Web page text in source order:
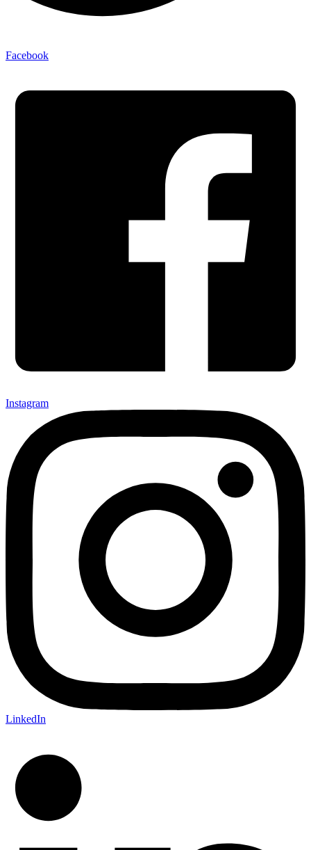
Facebook
Instagram
LinkedIn